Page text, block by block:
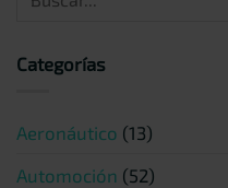
Categorías
Aeronáutico (13)
Automoción (52)